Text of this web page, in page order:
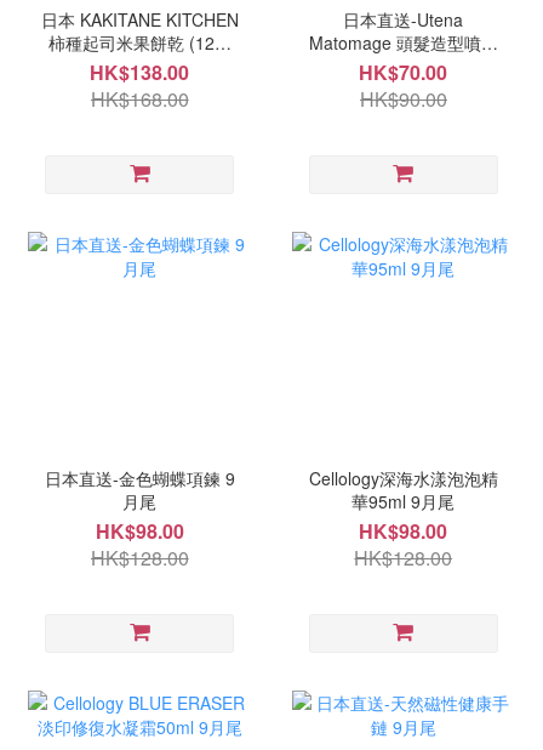
日本 KAKITANE KITCHEN
柿種起司米果餅乾 (12袋
入) 9月尾
HK$138.00
HK$168.00
日本直送-Utena
Matomage 頭髮造型噴霧
100ml 9月尾
HK$70.00
HK$90.00
日本直送-金色蝴蝶項鍊 9
月尾
HK$98.00
HK$128.00
Cellology深海水漾泡泡精
華95ml 9月尾
HK$98.00
HK$128.00